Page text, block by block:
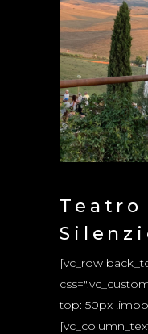
Teatro
[vc_row
top: 50px